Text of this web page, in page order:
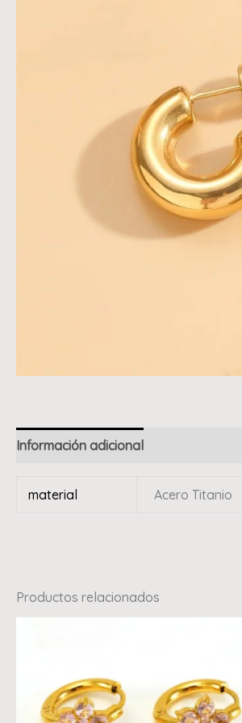
Información adicional
material Acero Titanio
Productos relacionados